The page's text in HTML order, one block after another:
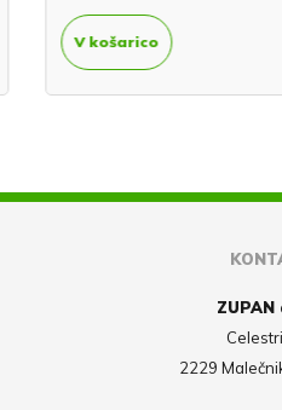
V košarico
ZUPAN
2229